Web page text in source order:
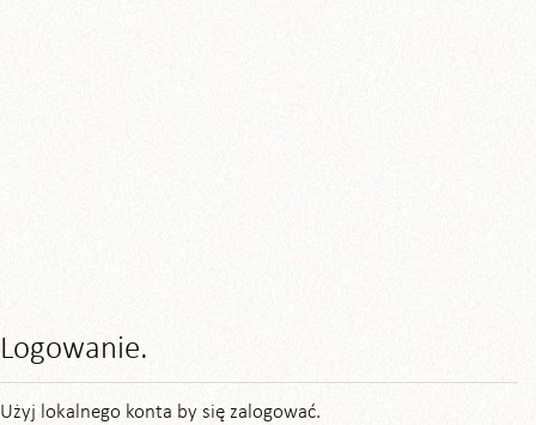
Logowanie.
Użyj lokalnego konta by się zalogować.